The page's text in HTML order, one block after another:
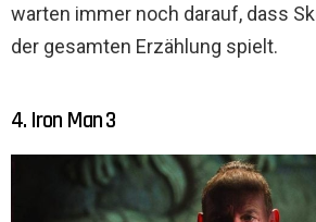
warten immer noch darauf, dass
der gesamten Erzählung spielt.
4. Iron Man 3